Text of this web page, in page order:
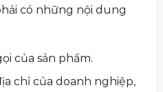
có những nội dung
của sản phẩm.
chỉ của doanh nghiệp,